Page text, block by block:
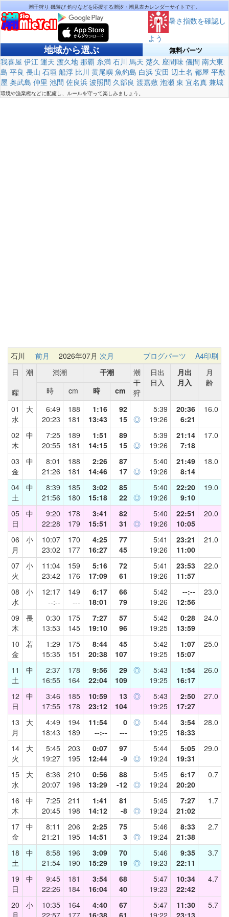
潮干狩り 磯遊び 釣りなどを応援する潮汐・潮見表カレンダーサイトです。
暑さ指数を確認し
よう
地域から選ぶ 無料パーツ
我喜屋 伊江 運天 渡久地 那覇 糸満 石川 馬天 楚久 座間味 儀間 南大東
島 平良 長山 石垣 船浮 比川 黄尾嶼 魚釣島 白浜 安田 辺土名 都屋 平敷
屋 奥武島 仲里 池間 佐良浜 波照間 久部良 渡嘉敷 泡瀬 東 宜名真 兼城
環境や漁業権などに配慮し、ルールを守って楽しみましょう。
石川 前月 2026年07月 次月 ブログパーツ
A4印刷
日
曜
潮 満潮 干潮
潮
干
狩
日出
日入
月出
月入
月
齢
時
cm 時
cm
01
水
大
6:49
20:23
188
181
1:16
13:43
92
15 ◎
5:39
19:26
20:36
6:21
16.0
02
木
中
7:25
20:55
189
181
1:51
14:15
89
15 ◎
5:39
19:26
21:14
7:18
17.0
03
金
中
8:01
21:26
188
181
2:26
14:46
87
17 ◎
5:40
19:26
21:49
8:14
18.0
04
土
中
8:39
21:56
185
180
3:02
15:18
85
22 ◎
5:40
19:26
22:20
9:10
19.0
05
日
中
9:20
22:28
178
179
3:41
15:51
82
31
◎
5:40
19:26
22:51
10:05
20.0
06
月
小
10:07
23:02
170
177
4:25
16:27
77
45
5:41
19:26
23:21
11:00
21.0
07
火
小
11:04
23:42
159
176
5:16
17:09
72
61
5:41
19:26
23:53
11:57
22.0
08
水
小
12:17
--:--
149
---
6:17
18:01
66
79
5:42
19:26
--:--
12:56
23.0
09
木
長
0:30
13:53
175
145
7:27
19:10
57
96
5:42
19:25
0:28
13:59
24.0
10
金
若
1:29
15:35
175
151
8:44
20:38
45
107
5:42
19:25
1:07
15:07
25.0
11
土
中
2:37
16:55
178
164
9:56
22:04
29
109
◎
5:43
19:25
1:54
16:17
26.0
12
日
中
3:46
17:55
185
178
10:59
23:12
13
104
◎
5:43
19:25
2:50
17:27
27.0
13
月
大
4:49
18:43
194
189
11:54
--:--
0
---
◎
5:44
19:25
3:54
18:33
28.0
14
火
大
5:45
19:27
203
195
0:07
12:44
97
-9 ◎
5:44
19:24
5:05
19:31
29.0
15
水
大
6:36
20:07
210
198
0:56
13:29
88
-12 ◎
5:45
19:24
6:17
20:20
0.7
16
木
中
7:25
20:45
211
198
1:41
14:12
81
-8 ◎
5:45
19:24
7:27
21:02
1.7
17
金
中
8:11
21:21
206
195
2:25
14:51
75
3 ◎
5:46
19:24
8:33
21:38
2.7
18
土
中
8:58
21:54
196
190
3:09
15:29
70
19 ◎
5:46
19:23
9:35
22:11
3.7
19
日
中
9:45
22:26
181
184
3:54
16:04
68
40
5:47
19:23
10:34
22:42
4.7
20
月
小
10:35
22:57
164
177
4:40
16:38
67
61
5:47
19:22
11:30
23:13
5.7